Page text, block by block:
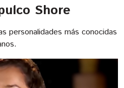
Shore
personalidades más conocidas